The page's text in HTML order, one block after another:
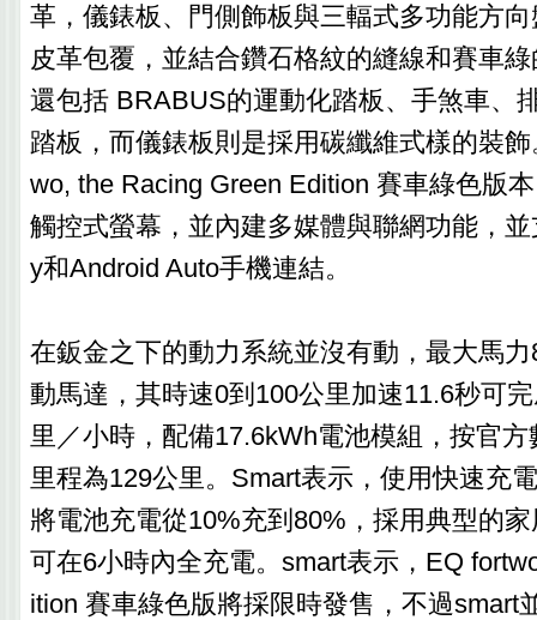
革，儀錶板、門側飾板與三輻式多功能方
皮革包覆，並結合鑽石格紋的縫線和賽車
還包括 BRABUS的運動化踏板、手煞車、
踏板，而儀錶板則是採用碳纖維式樣的裝
wo, the Racing Green Edition 賽車綠色版
觸控式螢幕，並內建多媒體與聯網功能，
y和Android Auto手機連結。
在鈑金之下的動力系統並沒有動，最大馬
動馬達，其時速0到100公里加速11.6秒可
里／小時，配備17.6kWh電池模組，按官
里程為129公里。Smart表示，使用快速充
將電池充電從10%充到80%，採用典型的
可在6小時內全充電。smart表示，EQ
ition 賽車綠色版將採限時發售，不過smart